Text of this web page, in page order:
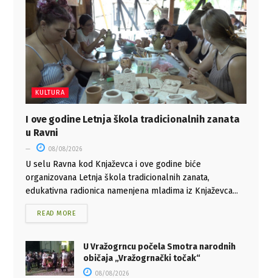
KULTURA
I ove godine Letnja škola tradicionalnih zanata
u Ravni
08/08/2026
U selu Ravna kod Knjaževca i ove godine biće
organizovana Letnja škola tradicionalnih zanata,
edukativna radionica namenjena mladima iz Knjaževca...
READ MORE
U Vražogrncu počela Smotra narodnih
običaja „Vražogrnački točak“
08/08/2026